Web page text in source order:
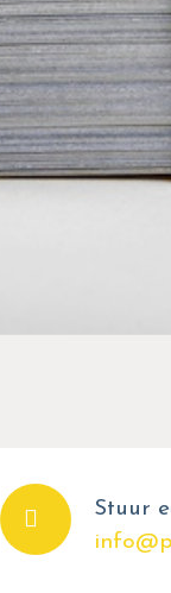
Stuur